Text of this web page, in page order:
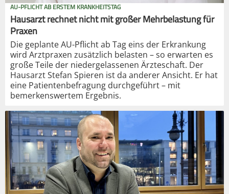
AU-PFLICHT AB ERSTEM KRANKHEITSTAG
Hausarzt rechnet nicht mit großer Mehrbelastung für
Praxen
Die geplante AU-Pflicht ab Tag eins der Erkrankung
wird Arztpraxen zusätzlich belasten – so erwarten es
große Teile der niedergelassenen Ärzteschaft. Der
Hausarzt Stefan Spieren ist da anderer Ansicht. Er hat
eine Patientenbefragung durchgeführt – mit
bemerkenswertem Ergebnis.